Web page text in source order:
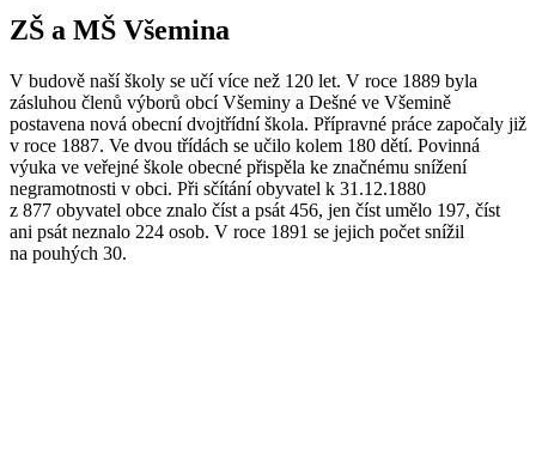
ZŠ a MŠ Všemina
V budově naší školy se učí více než 120 let. V roce 1889 byla
zásluhou členů výborů obcí Všeminy a Dešné ve Všemině
postavena nová obecní dvojtřídní škola. Přípravné práce započaly již
v roce 1887. Ve dvou třídách se učilo kolem 180 dětí. Povinná
výuka ve veřejné škole obecné přispěla ke značnému snížení
negramotnosti v obci. Při sčítání obyvatel k 31.12.1880
z 877 obyvatel obce znalo číst a psát 456, jen číst umělo 197, číst
ani psát neznalo 224 osob. V roce 1891 se jejich počet snížil
na pouhých 30.